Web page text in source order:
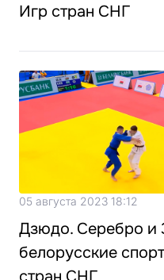
Игр стран СНГ
05 августа 2023 18:12
Дзюдо. Серебро и
белорусские